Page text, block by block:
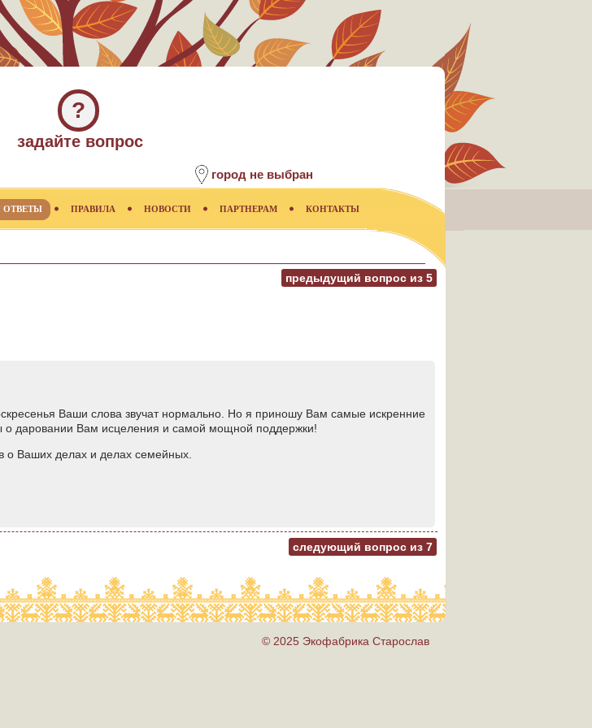
?
задайте вопрос
город не выбран
ОТВЕТЫ ПРАВИЛА НОВОСТИ ПАРТНЕРАМ КОНТАКТЫ
предыдущий вопрос из 5
Ваши слова звучат нормально. Но я приношу Вам самые искренние
даровании Вам исцеления и самой мощной поддержки!
о Ваших делах и делах семейных.
следующий вопрос из 7
© 2025 Экофабрика Старослав